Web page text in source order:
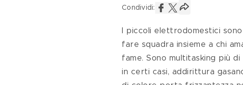
Condividi:
I piccoli elettrodomestici
fare squadra insieme a chi
fame. Sono multitasking più
in certi casi, addirittura